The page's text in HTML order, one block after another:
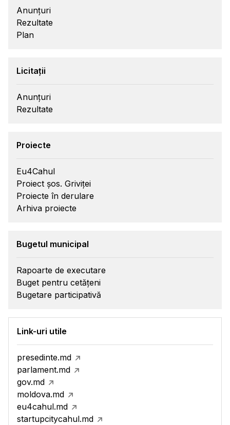
Anunțuri
Rezultate
Plan
Licitații
Anunțuri
Rezultate
Proiecte
Eu4Cahul
Proiect șos. Griviței
Proiecte în derulare
Arhiva proiecte
Bugetul municipal
Rapoarte de executare
Buget pentru cetățeni
Bugetare participativă
Link-uri utile
presedinte.md
parlament.md
gov.md
moldova.md
eu4cahul.md
startupcitycahul.md